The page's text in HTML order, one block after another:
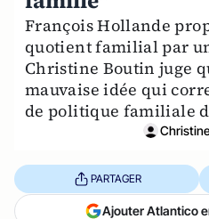
François Hollande
quotient familial par
Christine Boutin juge
mauvaise idée qui
de politique familiale
PARTAGER
Ajouter Atlantico